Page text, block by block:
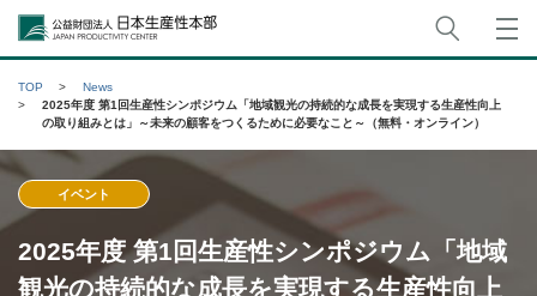
公益財団法人日本生産性本部
TOP
News
2025年度 第1回生産性シンポジウム「地域観光の持続的な成長を実現する生産性向上
の取り組みとは」～未来の顧客をつくるために必要なこと～（無料・オンライン）
イベント
2025年度 第1回生産性シンポジウム「地域
観光の持続的な成長を実現する生産性向上